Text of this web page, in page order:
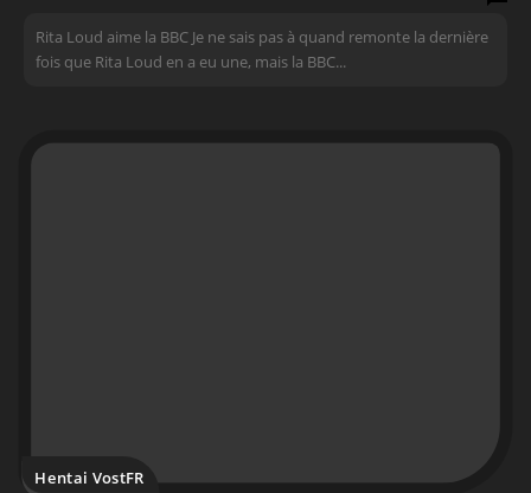
Rita Loud aime la BBC Je ne sais pas à quand remonte la dernière
fois que Rita Loud en a eu une, mais la BBC...
Hentai VostFR